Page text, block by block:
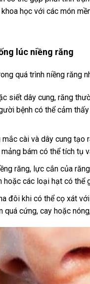
học với các món
lúc niềng răng
quá trình niềng răng
siết dây cung, răng
bệnh có thể cảm
mắc cài và dây cung tạo
bám có thể tích tụ
răng, lực cắn của
các loại hạt có thể
đôi khi có thể cọ xát
cứng, cay hoặc